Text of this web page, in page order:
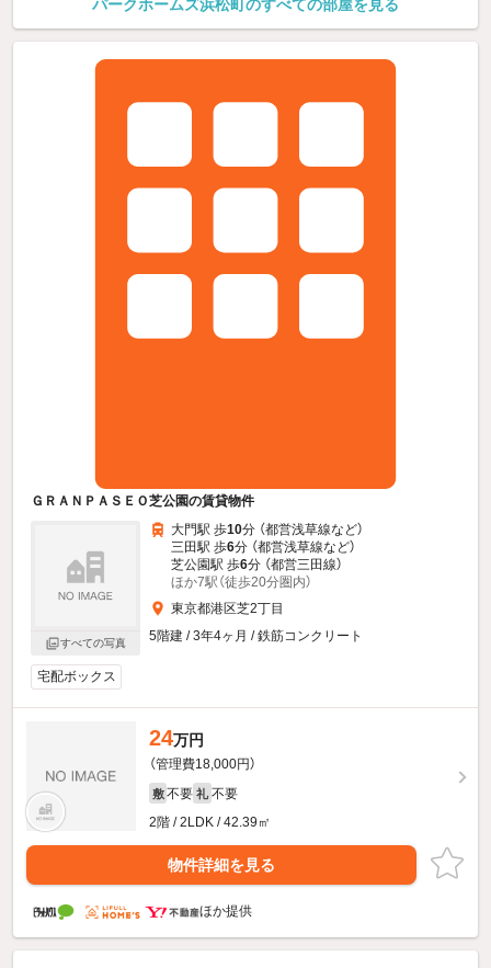
パークホームズ浜松町のすべての部屋を見る
ＧＲＡＮＰＡＳＥＯ芝公園の賃貸物件
すべての写真
大門駅 歩10分 （都営浅草線など）
三田駅 歩6分 （都営浅草線など）
芝公園駅 歩6分 （都営三田線）
ほか7駅（徒歩20分圏内）
東京都港区芝2丁目
5階建 / 3年4ヶ月 / 鉄筋コンクリート
宅配ボックス
24万円
（管理費18,000円）
敷 不要 礼 不要
2階 / 2LDK / 42.39㎡
物件詳細を見る
ほか提供